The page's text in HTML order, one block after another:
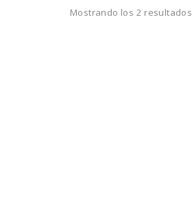
Mostrando los 2 resultados